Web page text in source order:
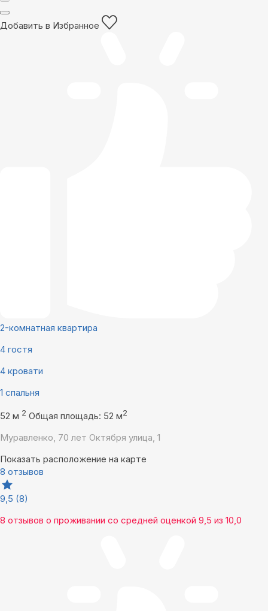
Добавить в Избранное
2-комнатная квартира
4 гостя
4 кровати
1 спальня
52 м 2 Общая площадь: 52 м2
Муравленко, 70 лет Октября улица, 1
Показать расположение на карте
8 отзывов
9,5 (8)
8 отзывов о проживании со средней оценкой 9,5 из 10,0